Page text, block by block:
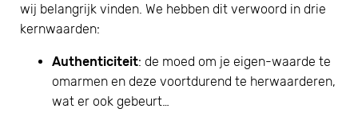
wij belangrijk vinden. We hebben dit verwoord in drie
kernwaarden:
Authenticiteit: de moed om je eigen-waarde te
omarmen en deze voortdurend te herwaarderen,
wat er ook gebeurt…